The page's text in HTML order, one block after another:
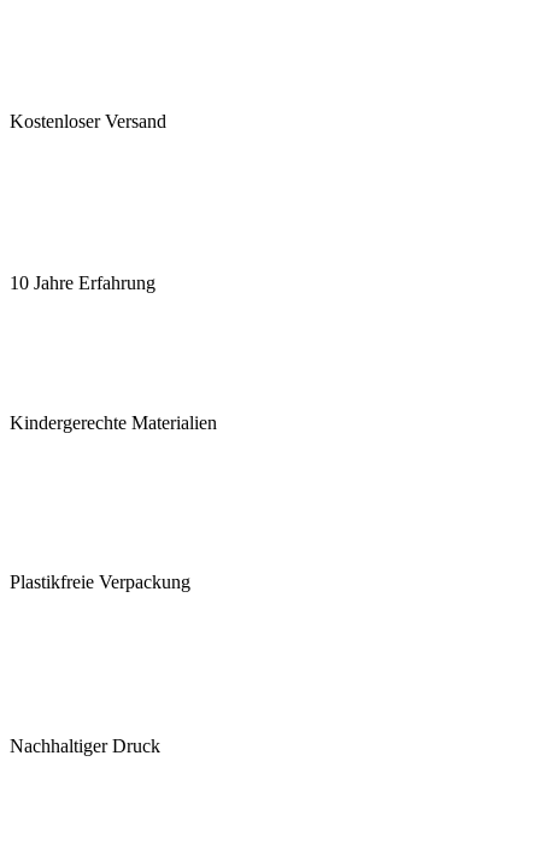
Kostenloser Versand
10 Jahre Erfahrung
Kindergerechte Materialien
Plastikfreie Verpackung
Nachhaltiger Druck